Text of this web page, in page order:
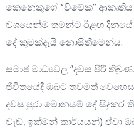
කෙනෙකුගේ “විවේක”
වශයෙන්ම තමන්ට ඊළඟ දිනයේ
දේ කුමක්දැයි නොසිතීමෙන්ය.
සමාජ මාධ්‍යවල “දවස පිරී
ජීවිතයේදී ඔබට තවමත්
දවස පුරා මොනයම් දේ සිදුකර
වැඩ, ඉක්මන් කාර්යයන්) ඒවා